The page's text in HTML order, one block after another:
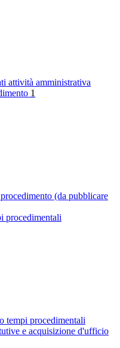
attività amministrativa
1
(da pubblicare
procedimentali
tempi procedimentali
e acquisizione d'ufficio